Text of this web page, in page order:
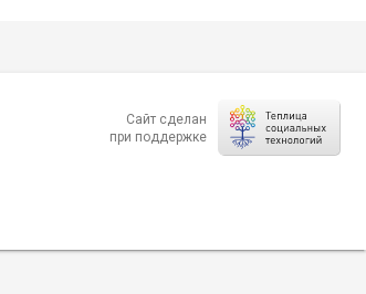
Сайт сделан
при поддержке